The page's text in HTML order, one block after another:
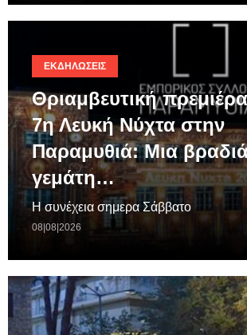
ΕΚΔΗΛΏΣΕΙΣ
Θριαμβευτική
7η Λευκή Νύχτα στην
Παραμυθιά: Μια
γεμάτη…
Η συνέχεια σημερα Σάββατο
08|08|2026